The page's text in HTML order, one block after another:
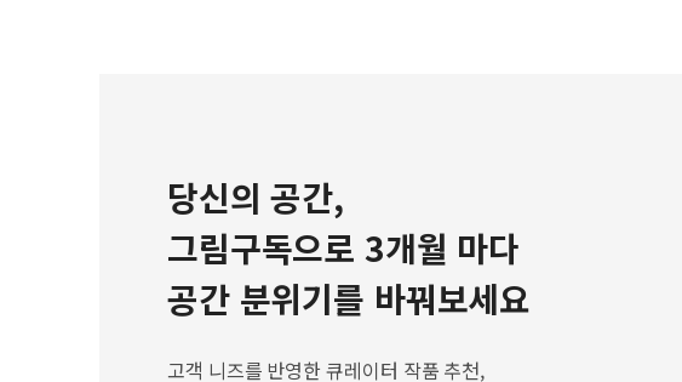
당신의 공간,
그림구독으로 3개월 마다
공간 분위기를 바꿔보세요
고객 니즈를 반영한 큐레이터 작품 추천,